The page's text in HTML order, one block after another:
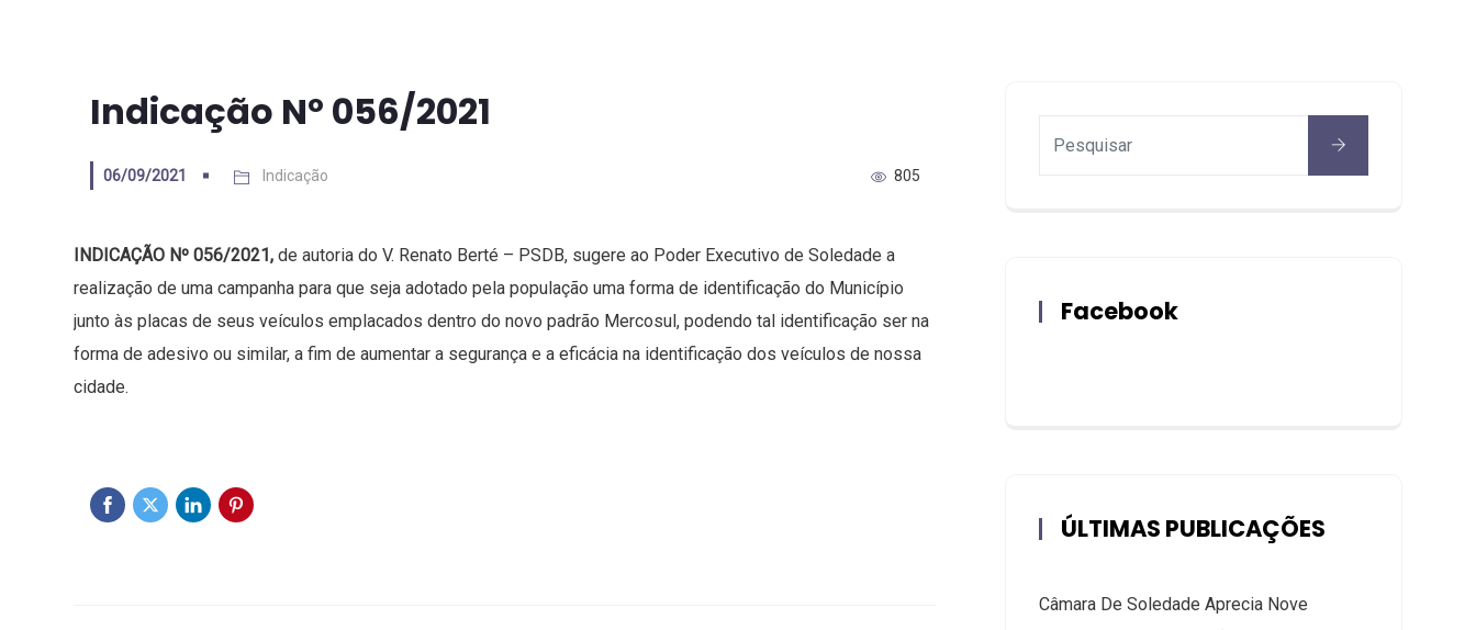
Indicação Nº 056/2021
06/09/2021 Indicação 805
INDICAÇÃO Nº 056/2021, de autoria do V. Renato Berté – PSDB, sugere ao Poder Executivo de Soledade a
realização de uma campanha para que seja adotado pela população uma forma de identificação do Município
junto às placas de seus veículos emplacados dentro do novo padrão Mercosul, podendo tal identificação ser na
forma de adesivo ou similar, a fim de aumentar a segurança e a eficácia na identificação dos veículos de nossa
cidade.
Facebook
ÚLTIMAS PUBLICAÇÕES
Câmara De Soledade Aprecia Nove